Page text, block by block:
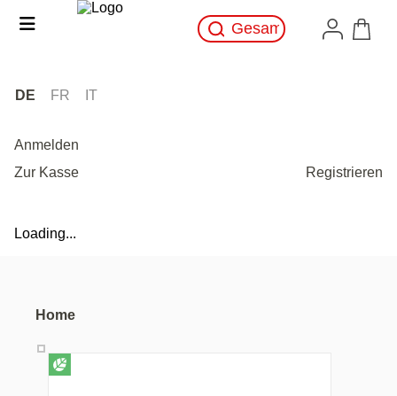
DE FR IT
Anmelden
Zur Kasse
Registrieren
Loading...
Home